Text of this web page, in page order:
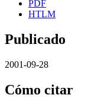
PDF
HTLM
Publicado
2001-09-28
Cómo citar